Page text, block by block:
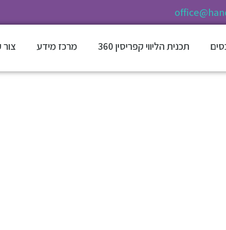
תכנית הליווי קפריסין 360 מרכז מידע